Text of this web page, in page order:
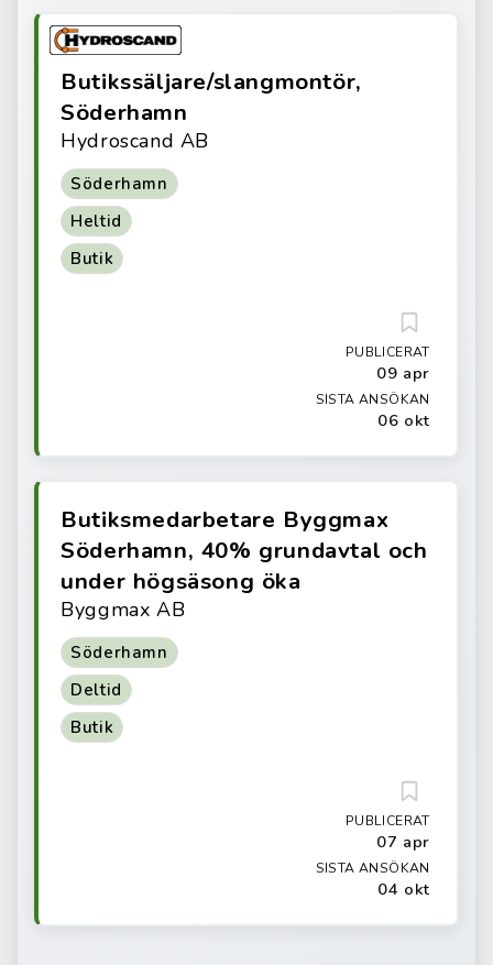
Butikssäljare/slangmontör,
Söderhamn
Hydroscand AB
Söderhamn
Heltid
Butik
PUBLICERAT
09 apr
SISTA ANSÖKAN
06 okt
Butiksmedarbetare Byggmax
Söderhamn, 40% grundavtal och
under högsäsong öka
Byggmax AB
Söderhamn
Deltid
Butik
PUBLICERAT
07 apr
SISTA ANSÖKAN
04 okt